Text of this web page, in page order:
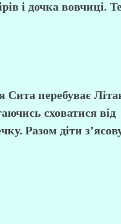
і дочка вовчиці.
Сита перебуває
сховатися від
Разом діти